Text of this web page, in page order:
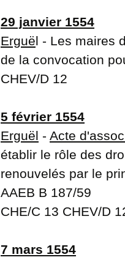
29 janvier 1554
Erguël - Les maires
de la convocation
CHEV/D 12
5 février 1554
Erguël - Acte
établir le rôle des
renouvelés par le
AAEB B 187/59
CHE/C 13 CHEV/D
7 mars 1554